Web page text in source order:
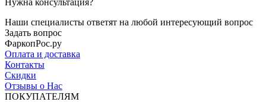
Наши специалисты ответят на любой интересующий вопрос
Задать вопрос
ФаркопРос.ру
Оплата и доставка
Контакты
Скидки
Отзывы о Нас
ПОКУПАТЕЛЯМ